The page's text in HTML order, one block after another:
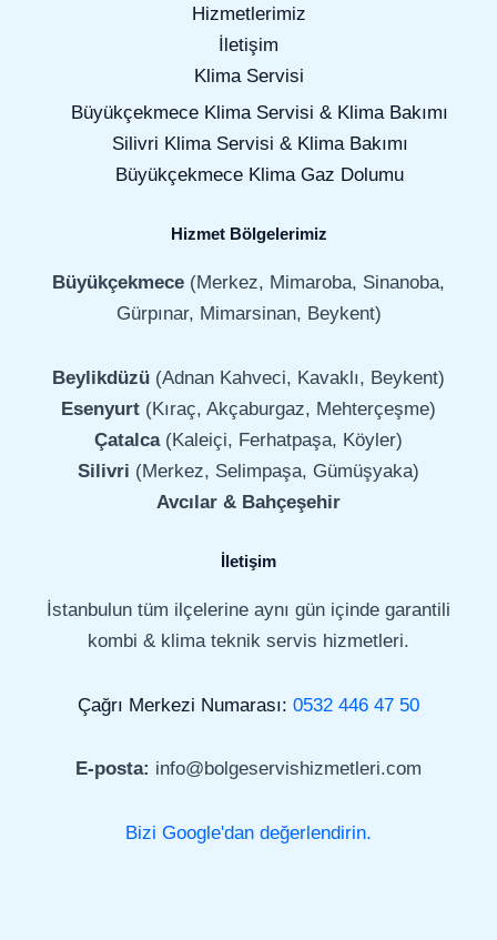
Hizmetlerimiz
İletişim
Klima Servisi
Büyükçekmece Klima Servisi & Klima Bakımı
Silivri Klima Servisi & Klima Bakımı
Büyükçekmece Klima Gaz Dolumu
Hizmet Bölgelerimiz
Büyükçekmece (Merkez, Mimaroba, Sinanoba,
Gürpınar, Mimarsinan, Beykent)
Beylikdüzü (Adnan Kahveci, Kavaklı, Beykent)
Esenyurt (Kıraç, Akçaburgaz, Mehterçeşme)
Çatalca(Kaleiçi, Ferhatpaşa, Köyler)
Silivri (Merkez, Selimpaşa, Gümüşyaka)
Avcılar & Bahçeşehir
İletişim
İstanbulun tüm ilçelerine aynı gün içinde garantili
kombi & klima teknik servis hizmetleri.
Çağrı Merkezi Numarası: 0532 446 47 50
E-posta: info@bolgeservishizmetleri.com
Bizi Google'dan değerlendirin.